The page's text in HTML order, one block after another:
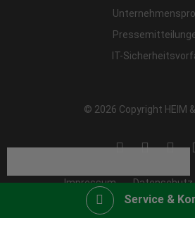
Service &
IT-
© 2026 Copyright HEIM
Impressum Datenschutz